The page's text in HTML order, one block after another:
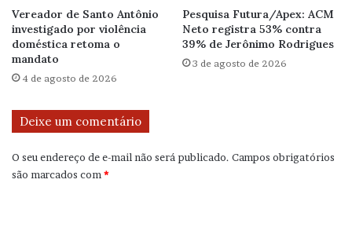
Vereador de Santo Antônio
investigado por violência
doméstica retoma o
mandato
4 de agosto de 2026
Pesquisa Futura/Apex: ACM
Neto registra 53% contra
39% de Jerônimo Rodrigues
3 de agosto de 2026
Deixe um comentário
O seu endereço de e-mail não será publicado. Campos obrigatórios
são marcados com*